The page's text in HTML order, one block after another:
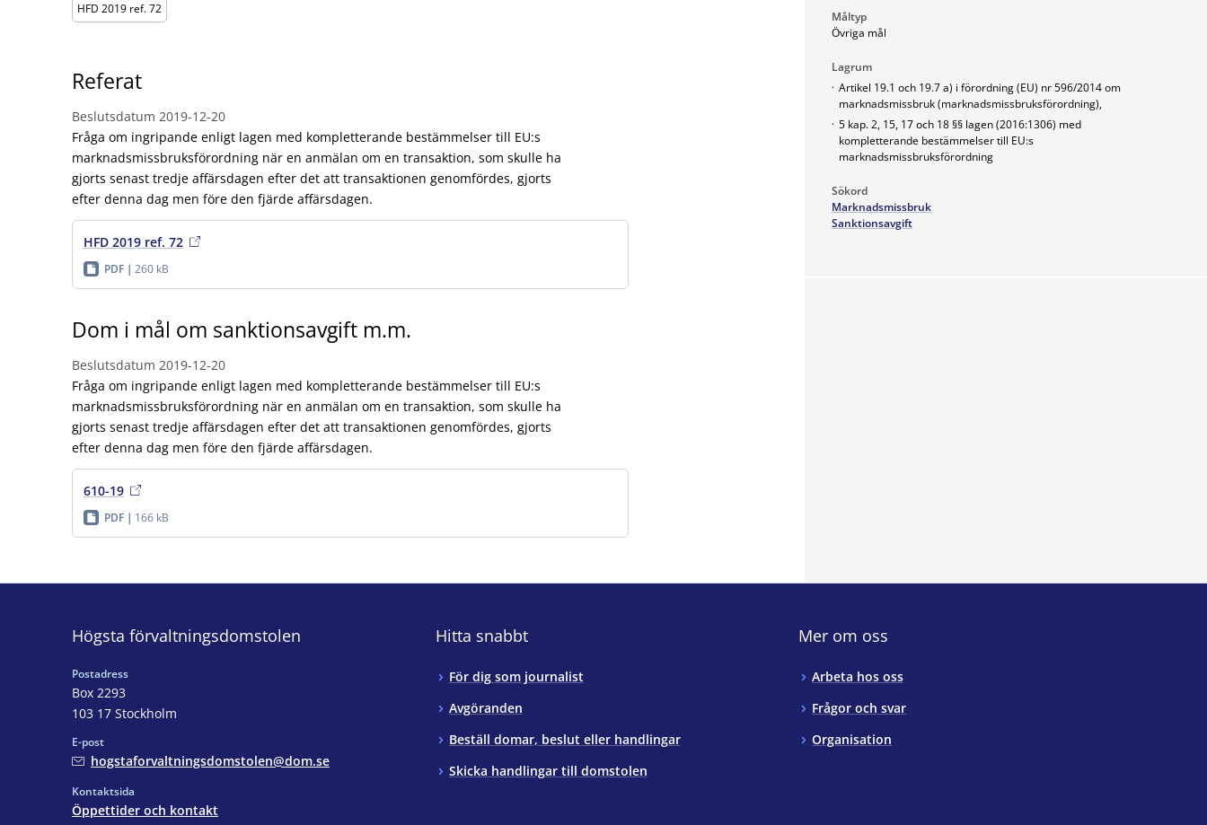
HFD 2019 ref. 72
Referat
Beslutsdatum 2019-12-20
Fråga om ingripande enligt lagen med kompletterande bestämmelser till EU:s
marknadsmissbruksförordning när en anmälan om en transaktion, som skulle ha
gjorts senast tredje affärsdagen efter det att transaktionen genomfördes, gjorts
efter denna dag men före den fjärde affärsdagen.
HFD 2019 ref. 72
PDF 260 kB
Dom i mål om sanktionsavgift m.m.
Beslutsdatum 2019-12-20
Fråga om ingripande enligt lagen med kompletterande bestämmelser till EU:s
marknadsmissbruksförordning när en anmälan om en transaktion, som skulle ha
gjorts senast tredje affärsdagen efter det att transaktionen genomfördes, gjorts
efter denna dag men före den fjärde affärsdagen.
610-19
PDF 166 kB
Måltyp
Övriga mål
Lagrum
· Artikel 19.1 och 19.7 a) i förordning (EU) nr 596/2014 om
marknadsmissbruk (marknadsmissbruksförordning),
· 5 kap. 2, 15, 17 och 18 §§ lagen (2016:1306) med
kompletterande bestämmelser till EU:s
marknadsmissbruksförordning
Sökord
Marknadsmissbruk
Sanktionsavgift
Högsta förvaltningsdomstolen
Postadress
Box 2293
103 17 Stockholm
E-post
hogstaforvaltningsdomstolen@dom.se
Kontaktsida
Öppettider och kontakt
Hitta snabbt
För dig som journalist
Avgöranden
Beställ domar, beslut eller handlingar
Skicka handlingar till domstolen
Mer om oss
Arbeta hos oss
Frågor och svar
Organisation